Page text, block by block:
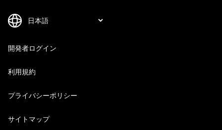
開発者ログイン
利用規約
プライバシーポリシー
サイトマップ